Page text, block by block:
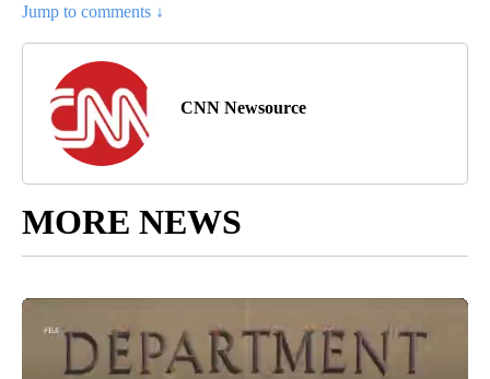
Jump to comments ↓
CNN Newsource
MORE NEWS